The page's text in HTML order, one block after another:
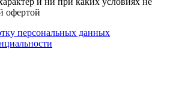
офертой
персональных данных